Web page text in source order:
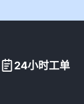
24小时工单